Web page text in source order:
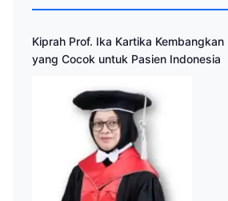
Kiprah Prof. Ika Kartika Kembangkan
yang Cocok untuk Pasien Indonesia